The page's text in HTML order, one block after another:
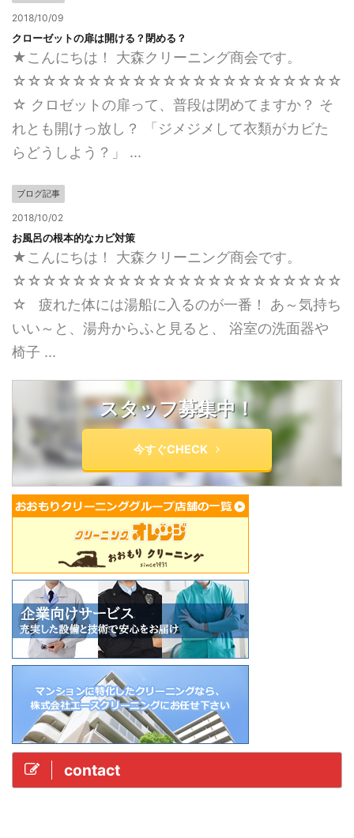
2018/10/09
クローゼットの扉は開ける？閉める？
★こんにちは！ 大森クリーニング商会です。
☆☆☆☆☆☆☆☆☆☆☆☆☆☆☆☆☆☆☆☆☆☆
☆ クロゼットの扉って、普段は閉めてますか？ そ
れとも開けっ放し？ 「ジメジメして衣類がカビた
らどうしよう？」 ...
ブログ記事
2018/10/02
お風呂の根本的なカビ対策
★こんにちは！ 大森クリーニング商会です。
☆☆☆☆☆☆☆☆☆☆☆☆☆☆☆☆☆☆☆☆☆☆
☆ 疲れた体には湯船に入るのが一番！ あ～気持ち
いい～と、湯舟からふと見ると、 浴室の洗面器や
椅子 ...
スタッフ募集中！
今すぐCHECK
contact